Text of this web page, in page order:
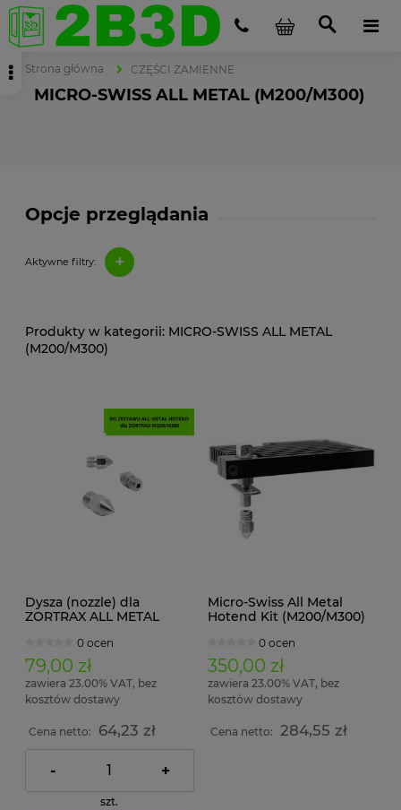
Strona główna CZĘŚCI ZAMIENNE
MICRO-SWISS ALL METAL (M200/M300)
Opcje przeglądania
Aktywne filtry: +
MICRO-SWISS ALL METAL
(M200/M300)
Dysza (nozzle) dla
ZORTRAX ALL METAL
0 ocen
79,00 zł
zawiera 23.00% VAT, bez
kosztów dostawy
Cena netto: 64,23 zł
- +
szt.
Micro-Swiss All Metal
Hotend Kit (M200/M300)
0 ocen
350,00 zł
zawiera 23.00% VAT, bez
kosztów dostawy
Cena netto: 284,55 zł